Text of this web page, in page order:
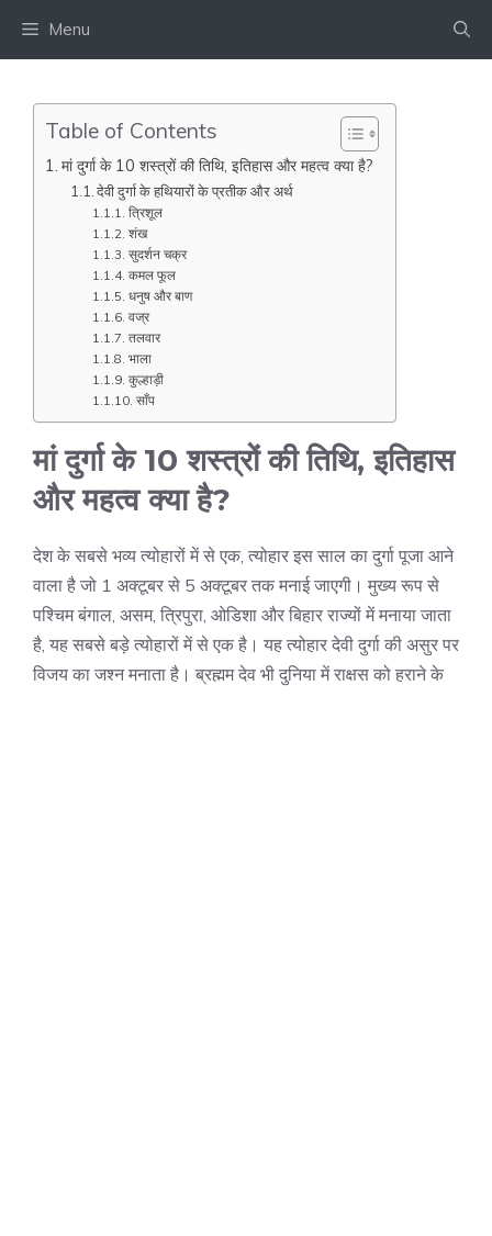
Menu
Table of Contents
मां दुर्गा के 10 शस्त्रों की तिथि, इतिहास और महत्व क्या है?
देवी दुर्गा के हथियारों के प्रतीक और अर्थ
त्रिशूल
शंख
सुदर्शन चक्र
कमल फूल
धनुष और बाण
वज्र
तलवार
भाला
कुल्हाड़ी
साँप
मां दुर्गा के 10 शस्त्रों की तिथि, इतिहास
और महत्व क्या है?
देश के सबसे भव्य त्योहारों में से एक, त्योहार इस साल का दुर्गा पूजा आने
वाला है जो 1 अक्टूबर से 5 अक्टूबर तक मनाई जाएगी। मुख्य रूप से
पश्चिम बंगाल, असम, त्रिपुरा, ओडिशा और बिहार राज्यों में मनाया जाता
है, यह सबसे बड़े त्योहारों में से एक है। यह त्योहार देवी दुर्गा की असुर पर
विजय का जश्न मनाता है। ब्रह्मम देव भी दुनिया में राक्षस को हराने के